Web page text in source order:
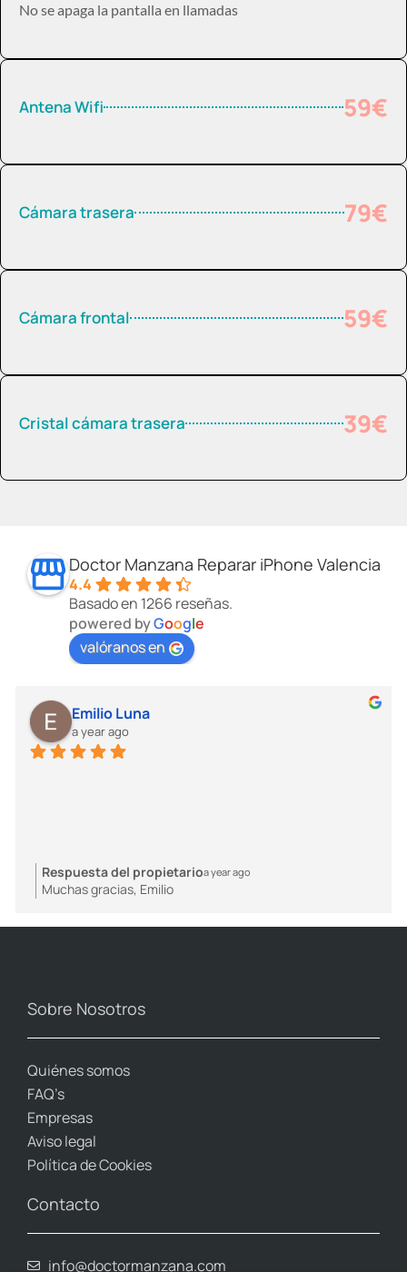
No se apaga la pantalla en llamadas
Antena Wifi 59€
Cámara trasera 79€
Cámara frontal 59€
Cristal cámara trasera 39€
Doctor Manzana Reparar iPhone Valencia
4.4
Basado en 1266 reseñas.
powered byGoogle
valóranos en
Emilio Luna
a year ago
Respuesta del propietarioa year ago
Muchas gracias, Emilio
Sobre Nosotros
Quiénes somos
FAQ’s
Empresas
Aviso legal
Política de Cookies
Contacto
info@doctormanzana.com